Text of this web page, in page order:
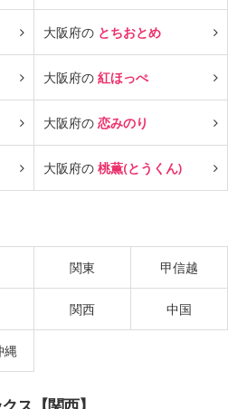
大阪府の とちおとめ
大阪府の 紅ほっぺ
大阪府の 恋みのり
大阪府の 桃薫(とうくん)
関東 甲信越
関西 中国
縄